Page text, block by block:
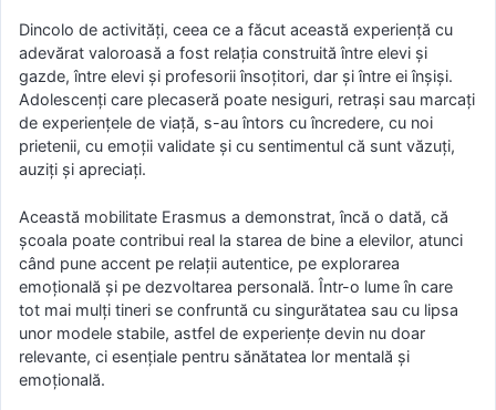
Dincolo de activități, ceea ce a făcut această experiență cu
adevărat valoroasă a fost relația construită între elevi și
gazde, între elevi și profesorii însoțitori, dar și între ei înșiși.
Adolescenți care plecaseră poate nesiguri, retrași sau marcați
de experiențele de viață, s-au întors cu încredere, cu noi
prietenii, cu emoții validate și cu sentimentul că sunt văzuți,
auziți și apreciați.
Această mobilitate Erasmus a demonstrat, încă o dată, că
școala poate contribui real la starea de bine a elevilor, atunci
când pune accent pe relații autentice, pe explorarea
emoțională și pe dezvoltarea personală. Într-o lume în care
tot mai mulți tineri se confruntă cu singurătatea sau cu lipsa
unor modele stabile, astfel de experiențe devin nu doar
relevante, ci esențiale pentru sănătatea lor mentală și
emoțională.